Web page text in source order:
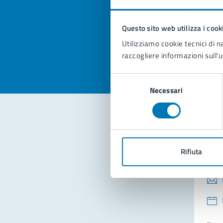
Questo sito web utilizza i
Utilizziamo cookie tecnici di
raccogliere informazioni
del
Necessari
Rifiuta
Valuta la